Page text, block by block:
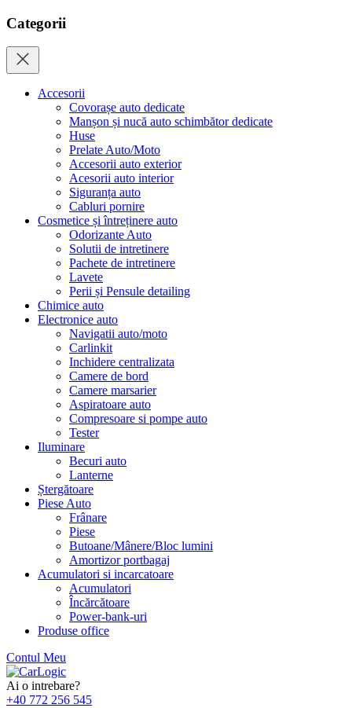
Categorii
Accesorii
Covorașe auto dedicate
Manșon și nucă auto schimbător dedicate
Huse
Prelate Auto/Moto
Accesorii auto exterior
Acesorii auto interior
Siguranța auto
Cabluri pornire
Cosmetice și întreținere auto
Odorizante Auto
Solutii de intretinere
Pachete de intretinere
Lavete
Perii și Pensule detailing
Chimice auto
Electronice auto
Navigatii auto/moto
Carlinkit
Inchidere centralizata
Camere de bord
Camere marsarier
Aspiratoare auto
Compresoare si pompe auto
Tester
Iluminare
Becuri auto
Lanterne
Ștergătoare
Piese Auto
Frânare
Piese
Butoane/Mânere/Bloc lumini
Amortizor portbagaj
Acumulatori si incarcatoare
Acumulatori
Încărcătoare
Power-bank-uri
Produse office
Contul Meu
Skip
to
content
Ai o intrebare?
+40 772 256 545